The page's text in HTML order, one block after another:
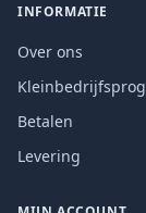
INFORMATIE
Over ons
Betalen
Levering